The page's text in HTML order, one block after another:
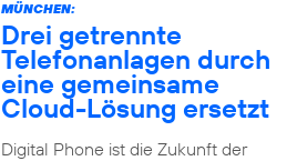
MÜNCHEN:
Drei getrennte
Telefonanlagen durch
eine gemeinsame
Cloud-Lösung ersetzt
Digital Phone ist die Zukunft der